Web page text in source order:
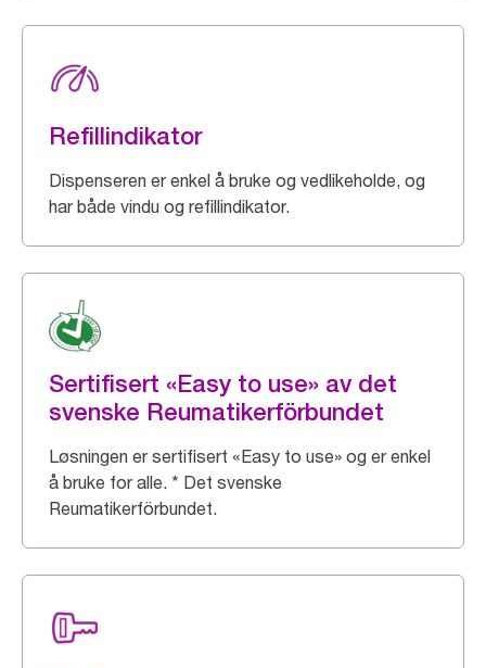
Refillindikator
Dispenseren er enkel å bruke og vedlikeholde, og
har både vindu og refillindikator.
Sertifisert «Easy to use» av det
svenske Reumatikerförbundet
Løsningen er sertifisert «Easy to use» og er enkel
å bruke for alle. * Det svenske
Reumatikerförbundet.